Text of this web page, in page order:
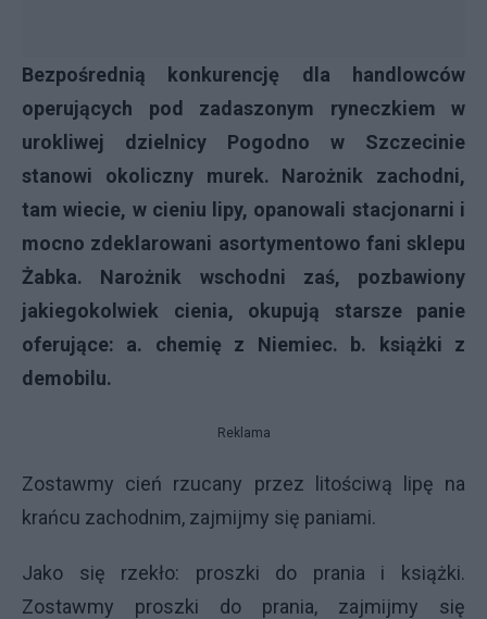
Bezpośrednią konkurencję dla handlowców
operujących pod zadaszonym ryneczkiem w
urokliwej dzielnicy Pogodno w Szczecinie
stanowi okoliczny murek. Narożnik zachodni,
tam wiecie, w cieniu lipy, opanowali stacjonarni i
mocno zdeklarowani asortymentowo fani sklepu
Żabka. Narożnik wschodni zaś, pozbawiony
jakiegokolwiek cienia, okupują starsze panie
oferujące: a. chemię z Niemiec. b. książki z
demobilu.
Reklama
Zostawmy cień rzucany przez litościwą lipę na
krańcu zachodnim, zajmijmy się paniami.
Jako się rzekło: proszki do prania i książki.
Zostawmy proszki do prania, zajmijmy się